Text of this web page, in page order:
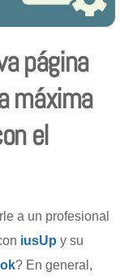
página
máxima
el
a un profesional
iusUp y su
? En general,